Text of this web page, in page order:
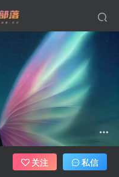
关注 私信